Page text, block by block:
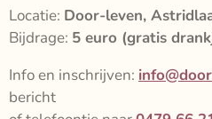
Locatie: Door-leven,
Bijdrage: 5 euro (gratis
Info en inschrijven:
bericht